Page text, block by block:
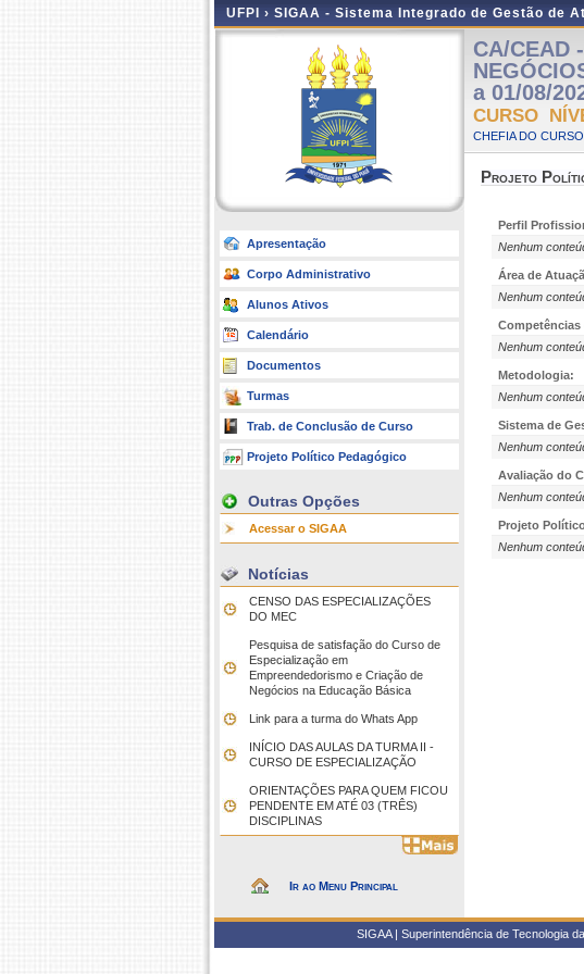
UFPI › SIGAA - Sistema Integrado de Gestão de
Apresentação
Corpo Administrativo
Alunos Ativos
Calendário
Documentos
Turmas
Trab. de Conclusão de Curso
Projeto Político Pedagógico
Outras Opções
Acessar o SIGAA
Notícias
CENSO DAS ESPECIALIZAÇÕES
DO MEC
Pesquisa de satisfação do Curso de
Especialização em
Empreendedorismo e Criação de
Negócios na Educação Básica
Link para a turma do Whats App
INÍCIO DAS AULAS DA TURMA II -
CURSO DE ESPECIALIZAÇÃO
ORIENTAÇÕES PARA QUEM FICOU
PENDENTE EM ATÉ 03 (TRÊS)
DISCIPLINAS
Ir ao Menu Principal
CA/CEAD
a 01/08/
CURSO
CHEFIA DO
Projeto
Perfil
Nenhum
Área de
Nenhum
Nenhum
Metodologia:
Nenhum
Sistema de
Nenhum
Avaliação do
Nenhum
Projeto
Nenhum
SIGAA | Superintendência de Tecnologia